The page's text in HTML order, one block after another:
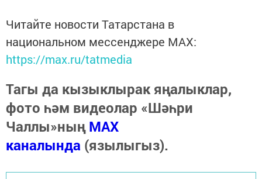
Читайте новости Татарстана в
национальном мессенджере MАХ:
https://max.ru/tatmedia
Тагы да кызыклырак яңалыклар,
фото һәм видеолар «Шәһри
Чаллы»ныңMAX
каналында (язылыгыз).